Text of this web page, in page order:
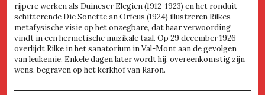
rijpere werken als Duineser Elegien (1912-1923) en het ronduit
schitterende Die Sonette an Orfeus (1924) illustreren Rilkes
metafysische visie op het onzegbare, dat haar verwoording
vindt in een hermetische muzikale taal. Op 29 december 1926
overlijdt Rilke in het sanatorium in Val-Mont aan de gevolgen
van leukemie. Enkele dagen later wordt hij, overeenkomstig zijn
wens, begraven op het kerkhof van Raron.